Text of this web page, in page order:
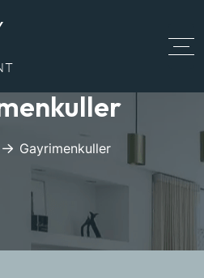
Gayrimenkuller